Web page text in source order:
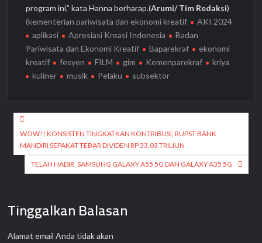
program ini,” kata Hanna berharap.(Arumi/ Tim Redaksi)
(kementerian pariwisata dan ekonomi kreatif
AKI 2024
aplikasi
Apresiasi Kreasi Indonesia
Badan
Pariwisata dan Ekonomi Kreatif
Baparekraf
ekonomi
kreatif
fesyen FILM gim Kemenparekraf
kriya
kuliner
musik Pelaku subsektor
Navigasi
pos
WOW!! KONSISTEN TINGKATKAN KONTRIBUSI, RUPST BANK
MANDIRI SEPAKAT TEBAR DIVIDEN RP 33,03 TRILIUN
TELAH HADIR, SAMSUNG GALAXY A55 5G DAN GALAXY A35 5G
Tinggalkan Balasan
Alamat email Anda tidak akan